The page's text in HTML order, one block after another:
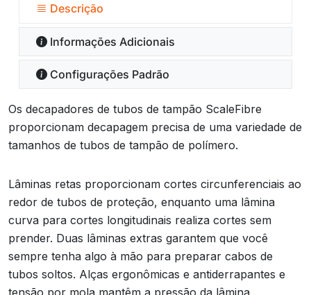
Descrição
Informações Adicionais
Configurações Padrão
Os decapadores de tubos de tampão ScaleFibre
proporcionam decapagem precisa de uma variedade de
tamanhos de tubos de tampão de polímero.
Lâminas retas proporcionam cortes circunferenciais ao
redor de tubos de proteção, enquanto uma lâmina
curva para cortes longitudinais realiza cortes sem
prender. Duas lâminas extras garantem que você
sempre tenha algo à mão para preparar cabos de
tubos soltos. Alças ergonômicas e antiderrapantes e
tensão por mola mantêm a pressão da lâmina